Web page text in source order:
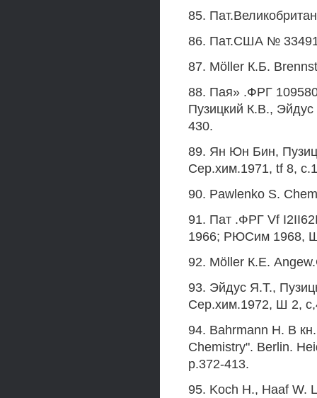
85.
86. Пат.США №
87. Möller К.Б.
88. Пая» .ФРГ
Пузицкий К.В.,
430.
89. Ян Юн Бин,
Сер.хим.1971, tf 8,
90. Pawlenko S.
91. Пат .ФРГ Vf
1966; РЮСим 1968,
92. Möller К.Е.
93. Эйдус Я.Т.,
Сер.хим.1972, Ш 2,
94. Bahrmann Н. В
Chemistry". Berlin.
p.372-413.
95. Koch H., Haaf W.